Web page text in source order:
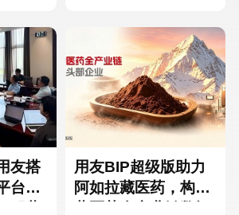
友搭
台，
用友BIP超级版助力
阿如拉藏医药，构建